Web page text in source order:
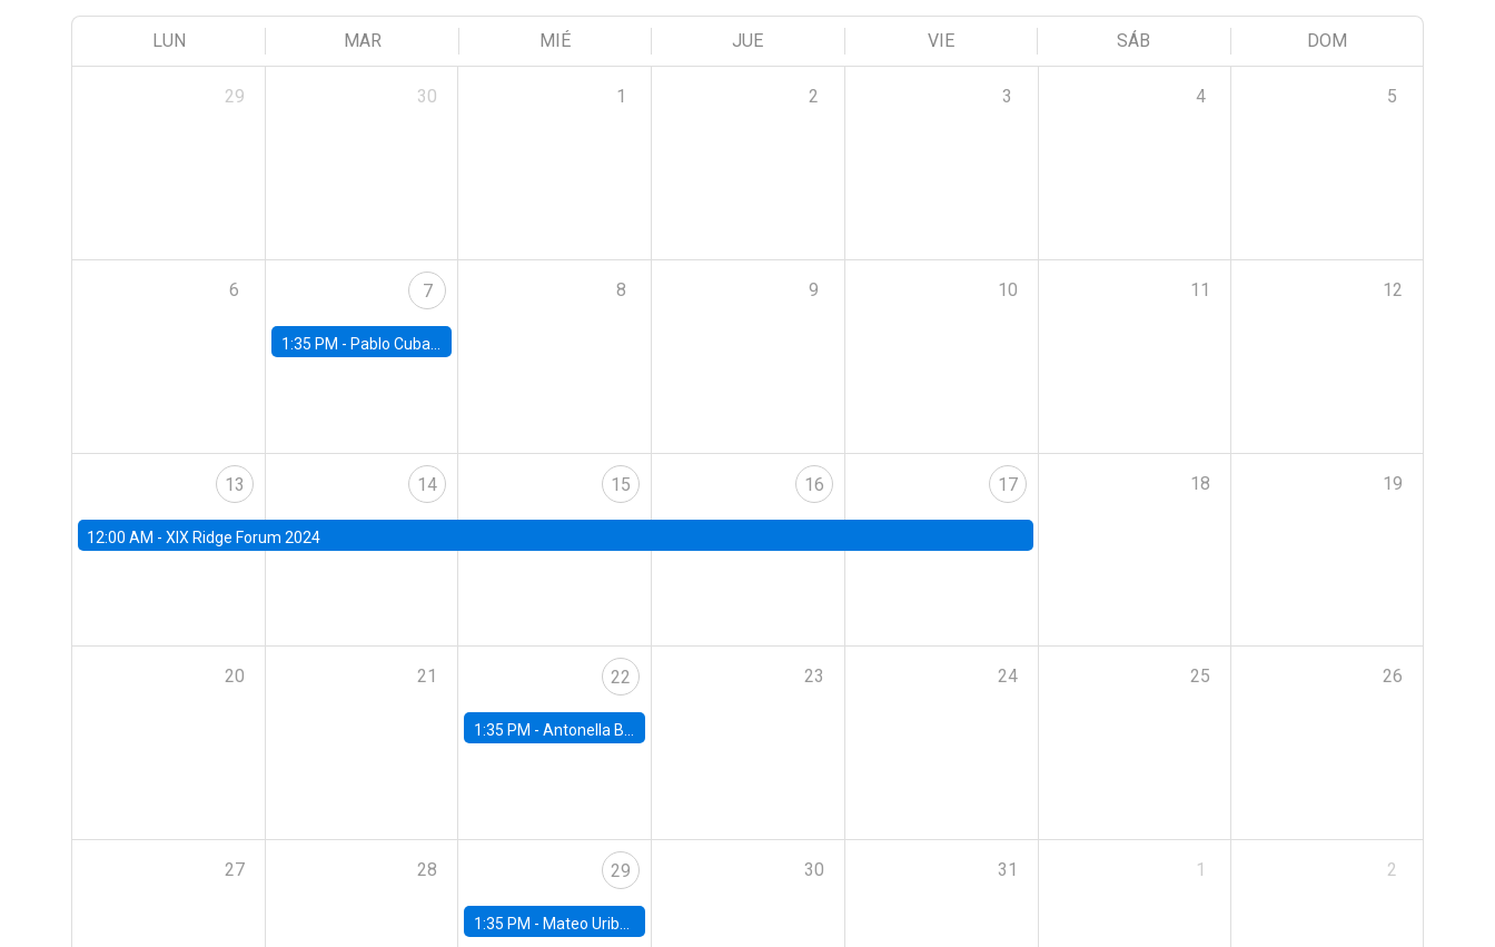
LUN MAR MIÉ JUE VIE SÁB DOM
29 30 1 2 3 4 5
6 7
1:35 PM - Pablo Cuba, FED Board
8 9 10 11 12
13
12:00 AM - XIX Ridge Forum 2024
14 15 16 17 18 19
20 21 22
1:35 PM -Antonella Bancalari, Institute for Fiscal Studies (IFS) and Research Associate at University College London (UCL)
23 24 25 26
27 28 29
1:35 PM - Mateo Uribe-Castro, Universidad de los Andes (Colombia)
30 31 1 2